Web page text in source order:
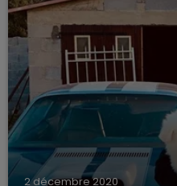
2 décembre 2020